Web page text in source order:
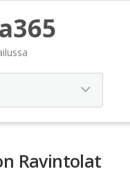
Ravintolat